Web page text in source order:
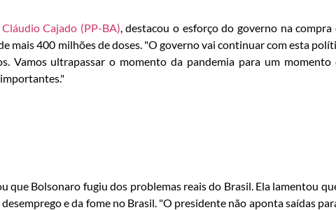
Cláudio Cajado (PP-BA), destacou o esforço do governo na compra
mais 400 milhões de doses. "O governo vai continuar com esta
Vamos ultrapassar o momento da pandemia para um momento
que Bolsonaro fugiu dos problemas reais do Brasil. Ela lamentou
e da fome no Brasil. "O presidente não aponta saídas